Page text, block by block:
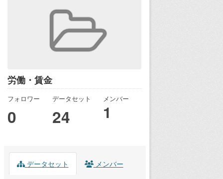
労働・賃金
フォロワー
0
データセット
24
メンバー
1
データセット メンバー